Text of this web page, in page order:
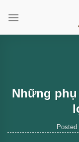
Những phụ
Posted